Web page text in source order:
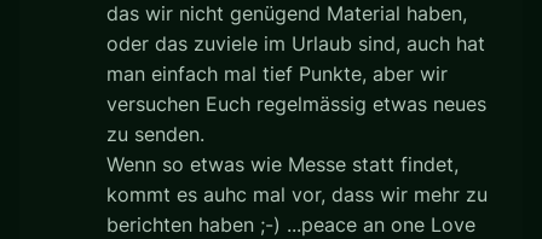
das wir nicht genügend Material haben,
oder das zuviele im Urlaub sind, auch hat
man einfach mal tief Punkte, aber wir
versuchen Euch regelmässig etwas neues
zu senden.
Wenn so etwas wie Messe statt findet,
kommt es auhc mal vor, dass wir mehr zu
berichten haben ;-) ...peace an one Love